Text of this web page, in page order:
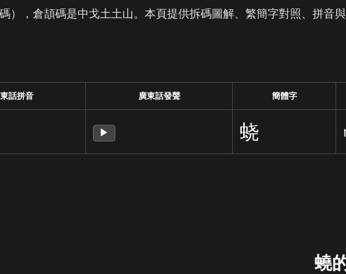
碼），倉頡碼是中戈土土山。本頁提供拆碼圖解、繁簡字對照、拼音
話拼音 廣東話發聲 簡體字
▶ 蛲
蟯